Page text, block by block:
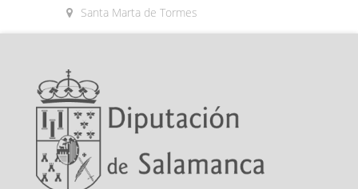
Santa Marta de Tormes